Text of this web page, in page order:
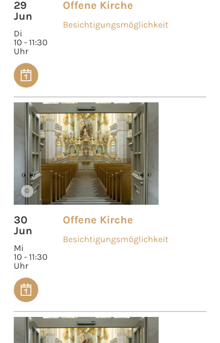
29
Jun
Di
10 - 11:30
Uhr
Offene Kirche
Besichtigungsmöglichkeit
©
30
Jun
Mi
10 - 11:30
Uhr
Offene Kirche
Besichtigungsmöglichkeit